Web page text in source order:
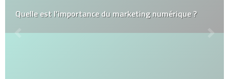
Quelle est l’importance du marketing numérique ?